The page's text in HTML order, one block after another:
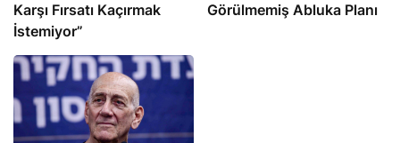
Karşı Fırsatı Kaçırmak
İstemiyor”
Görülmemiş Abluka Planı